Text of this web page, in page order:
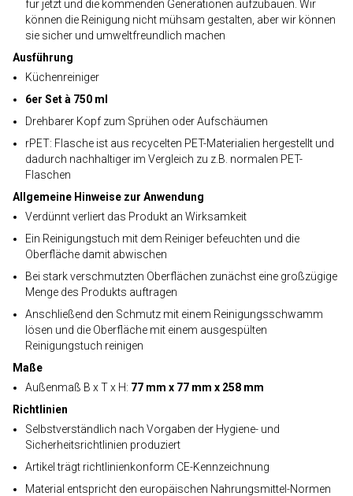
für jetzt und die kommenden Generationen aufzubauen. Wir
können die Reinigung nicht mühsam gestalten, aber wir können
sie sicher und umweltfreundlich machen
Ausführung
Küchenreiniger
6er Set à 750 ml
Drehbarer Kopf zum Sprühen oder Aufschäumen
rPET: Flasche ist aus recycelten PET-Materialien hergestellt und
dadurch nachhaltiger im Vergleich zu z.B. normalen PET-
Flaschen
Allgemeine Hinweise zur Anwendung
Verdünnt verliert das Produkt an Wirksamkeit
Ein Reinigungstuch mit dem Reiniger befeuchten und die
Oberfläche damit abwischen
Bei stark verschmutzten Oberflächen zunächst eine großzügige
Menge des Produkts auftragen
Anschließend den Schmutz mit einem Reinigungsschwamm
lösen und die Oberfläche mit einem ausgespülten
Reinigungstuch reinigen
Maße
Außenmaß B x T x H: 77 mm x 77 mm x 258 mm
Richtlinien
Selbstverständlich nach Vorgaben der Hygiene- und
Sicherheitsrichtlinien produziert
Artikel trägt richtlinienkonform CE-Kennzeichnung
Material entspricht den europäischen Nahrungsmittel-Normen